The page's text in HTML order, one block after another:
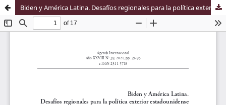
Biden y América Latina. Desafíos regionales para la política exterior estadounidense